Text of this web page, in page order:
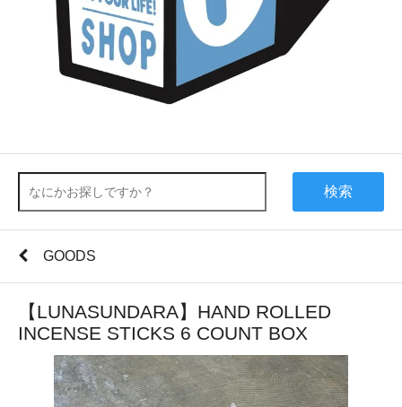
検索
GOODS
【LUNASUNDARA】HAND ROLLED
INCENSE STICKS 6 COUNT BOX